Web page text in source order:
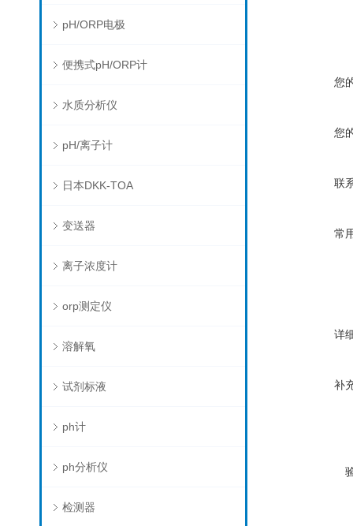
pH/ORP电极
便携式pH/ORP计
水质分析仪
pH/离子计
日本DKK-TOA
变送器
离子浓度计
orp测定仪
溶解氧
试剂标液
ph计
ph分析仪
检测器
您
您
联
常
详
补